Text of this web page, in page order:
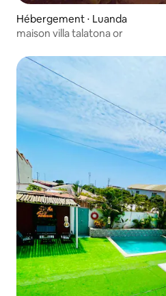
Hébergement ⋅ Luanda
maison villa talatona or